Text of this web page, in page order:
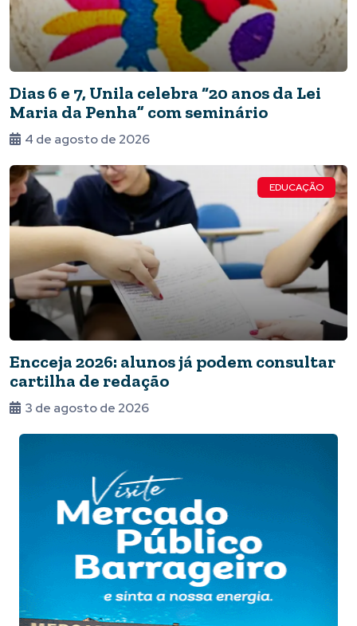
Dias 6 e 7, Unila celebra “20 anos da Lei
Maria da Penha” com seminário
4 de agosto de 2026
EDUCAÇÃO
Encceja 2026: alunos já podem consultar
cartilha de redação
3 de agosto de 2026